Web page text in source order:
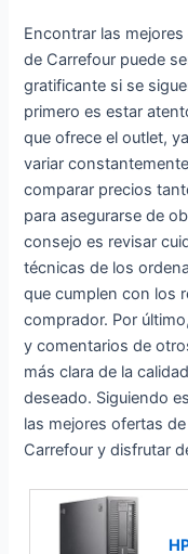
Encontrar las
de Carrefour puede
gratificante si se
primero es estar
que ofrece el outlet,
variar
comparar precios
para asegurarse de
consejo es revisar
técnicas de los
que cumplen con los
comprador. Por
y comentarios de
más clara de la
deseado. Siguiendo
las mejores ofertas
Carrefour y disfrutar